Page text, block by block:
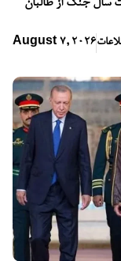
August 7, 2026